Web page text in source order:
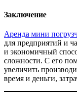
Заключение
Аренда мини
для предприятий и
и экономичный
сложности. С его
увеличить
время и деньги,